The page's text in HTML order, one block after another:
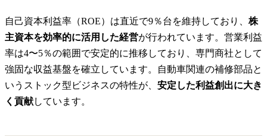
自己資本利益率（ROE）は直近で9％台を維持しており、 株
主資本を効率的に活用した経営が行われています。営業利益
率は4〜5％の範囲で安定的に推移しており、専門商社として
強固な収益基盤を確立しています。自動車関連の補修部品と
いうストック型ビジネスの特性が、 安定した利益創出に大き
く貢献しています。